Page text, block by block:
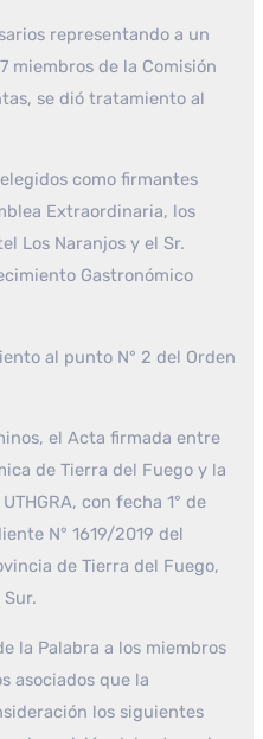
representando a un
miembros de la Comisión
se dió tratamiento al
como firmantes
Extraordinaria, los
Los Naranjos y el Sr.
Gastronómico
al punto N° 2 del Orden
el Acta firmada entre
de Tierra del Fuego y la
con fecha 1° de
N° 1619/2019 del
de Tierra del Fuego,
la Palabra a los miembros
asociados que la
los siguientes